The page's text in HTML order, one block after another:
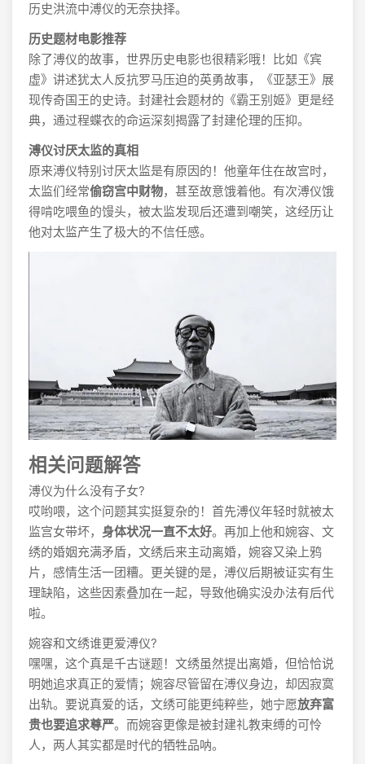
历史洪流中溥仪的无奈抉择。
历史题材电影推荐
除了溥仪的故事，世界历史电影也很精彩哦！比如《宾
虚》讲述犹太人反抗罗马压迫的英勇故事，《亚瑟王》展
现传奇国王的史诗。封建社会题材的《霸王别姬》更是经
典，通过程蝶衣的命运深刻揭露了封建伦理的压抑。
溥仪讨厌太监的真相
原来溥仪特别讨厌太监是有原因的！他童年住在故宫时，
太监们经常偷窃宫中财物，甚至故意饿着他。有次溥仪饿
得啃吃喂鱼的馒头，被太监发现后还遭到嘲笑，这经历让
他对太监产生了极大的不信任感。
相关问题解答
溥仪为什么没有子女?
哎哟喂，这个问题其实挺复杂的！首先溥仪年轻时就被太
监宫女带坏， 身体状况一直不太好。再加上他和婉容、文
绣的婚姻充满矛盾，文绣后来主动离婚，婉容又染上鸦
片，感情生活一团糟。更关键的是，溥仪后期被证实有生
理缺陷，这些因素叠加在一起，导致他确实没办法有后代
啦。
婉容和文绣谁更爱溥仪?
嘿嘿，这个真是千古谜题！文绣虽然提出离婚，但恰恰说
明她追求真正的爱情；婉容尽管留在溥仪身边，却因寂寞
出轨。要说真爱的话，文绣可能更纯粹些，她宁愿放弃富
贵也要追求尊严。而婉容更像是被封建礼教束缚的可怜
人，两人其实都是时代的牺牲品呐。